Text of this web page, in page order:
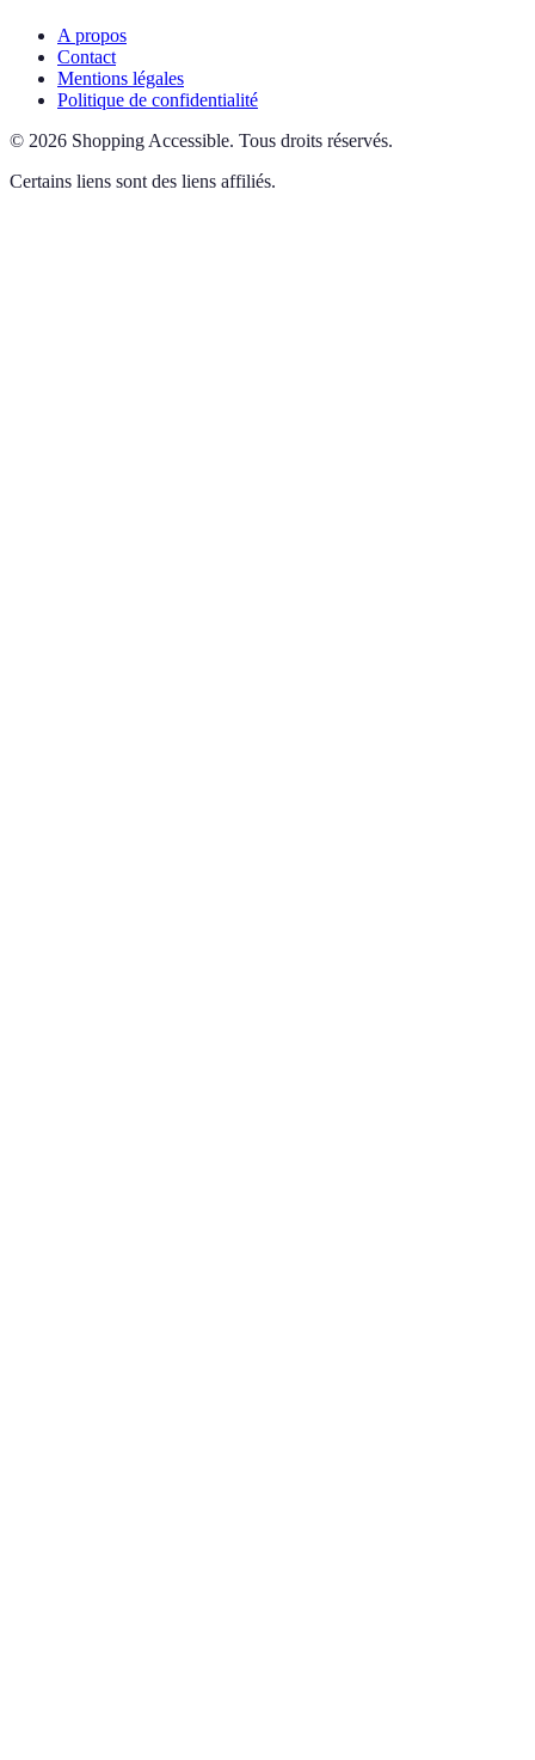
A propos
Contact
Mentions légales
Politique de confidentialité
© 2026 Shopping Accessible. Tous droits réservés.
Certains liens sont des liens affiliés.